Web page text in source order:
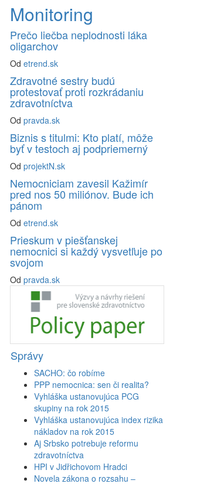
Monitoring
Prečo liečba neplodnosti láka
oligarchov
Odetrend.sk
Zdravotné sestry budú
protestovať proti rozkrádaniu
zdravotníctva
Odpravda.sk
Biznis s titulmi: Kto platí, môže
byť v testoch aj podpriemerný
OdprojektN.sk
Nemocniciam zavesil Kažimír
pred nos 50 miliónov. Bude ich
pánom
Odetrend.sk
Prieskum v piešťanskej
nemocnici si každý vysvetľuje po
svojom
Odpravda.sk
Správy
SACHO: čo robíme
PPP nemocnica: sen či realita?
Vyhláška ustanovujúca PCG
skupiny na rok 2015
Vyhláška ustanovujúca index rizika
nákladov na rok 2015
Aj Srbsko potrebuje reformu
zdravotníctva
HPI v Jidřichovom Hradci
Novela zákona o rozsahu –